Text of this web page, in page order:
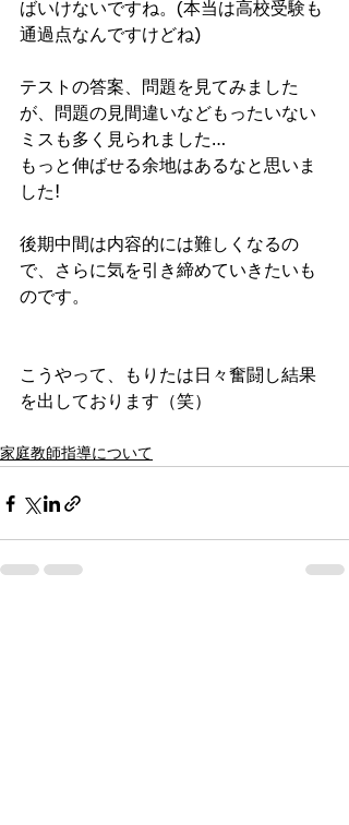
ばいけないですね。(本当は高校受験も
通過点なんですけどね)
テストの答案、問題を見てみました
が、問題の見間違いなどもったいない
ミスも多く見られました…
もっと伸ばせる余地はあるなと思いま
した!
後期中間は内容的には難しくなるの
で、さらに気を引き締めていきたいも
のです。
こうやって、もりたは日々奮闘し結果
を出しております（笑）
家庭教師指導について